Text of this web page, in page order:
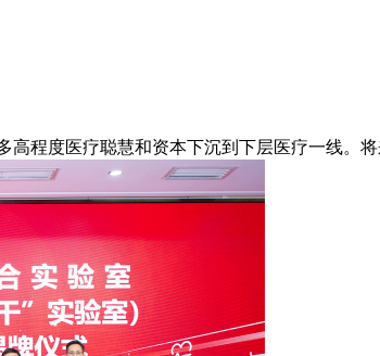
程度医疗聪慧和资本下沉到下层医疗一线。